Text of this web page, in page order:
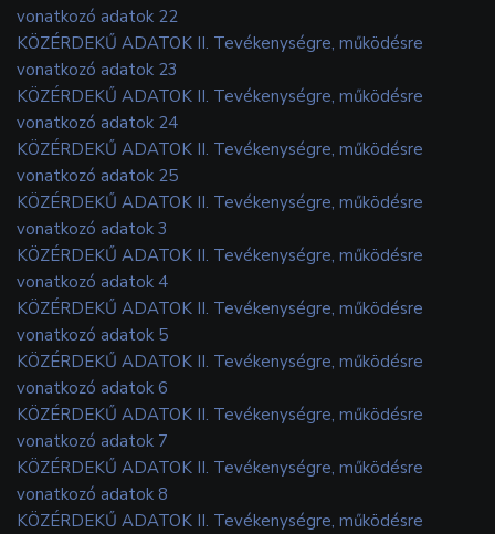
vonatkozó adatok 22
KÖZÉRDEKŰ ADATOK II. Tevékenységre, működésre
vonatkozó adatok 23
KÖZÉRDEKŰ ADATOK II. Tevékenységre, működésre
vonatkozó adatok 24
KÖZÉRDEKŰ ADATOK II. Tevékenységre, működésre
vonatkozó adatok 25
KÖZÉRDEKŰ ADATOK II. Tevékenységre, működésre
vonatkozó adatok 3
KÖZÉRDEKŰ ADATOK II. Tevékenységre, működésre
vonatkozó adatok 4
KÖZÉRDEKŰ ADATOK II. Tevékenységre, működésre
vonatkozó adatok 5
KÖZÉRDEKŰ ADATOK II. Tevékenységre, működésre
vonatkozó adatok 6
KÖZÉRDEKŰ ADATOK II. Tevékenységre, működésre
vonatkozó adatok 7
KÖZÉRDEKŰ ADATOK II. Tevékenységre, működésre
vonatkozó adatok 8
KÖZÉRDEKŰ ADATOK II. Tevékenységre, működésre